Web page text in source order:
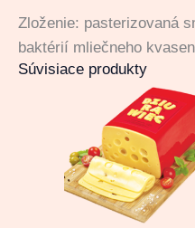
Zloženie: pasterizovaná
baktérií mliečneho
Súvisiace produkty